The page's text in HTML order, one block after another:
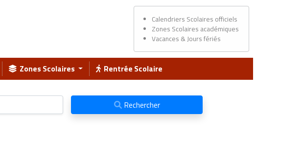
Calendriers Scolaires officiels
Zones Scolaires académiques
Vacances & Jours fériés
Zones Scolaires Rentrée Scolaire
Rechercher